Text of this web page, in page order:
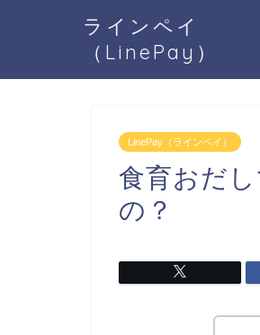
ラインペイ
（LinePay）
LinePay（ラインペイ）
食育おだ
の？